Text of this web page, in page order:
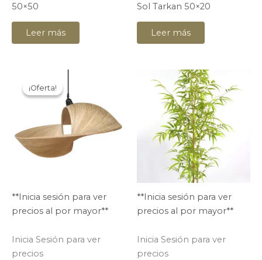
50×50
Leer más
Sol Tarkan 50×20
Leer más
¡Oferta!
**Inicia sesión para ver
precios al por mayor**
¡Oferta!
Inicia Sesión para ver
precios
**Inicia sesión para ver
precios al por mayor**
Inicia Sesión para ver
precios